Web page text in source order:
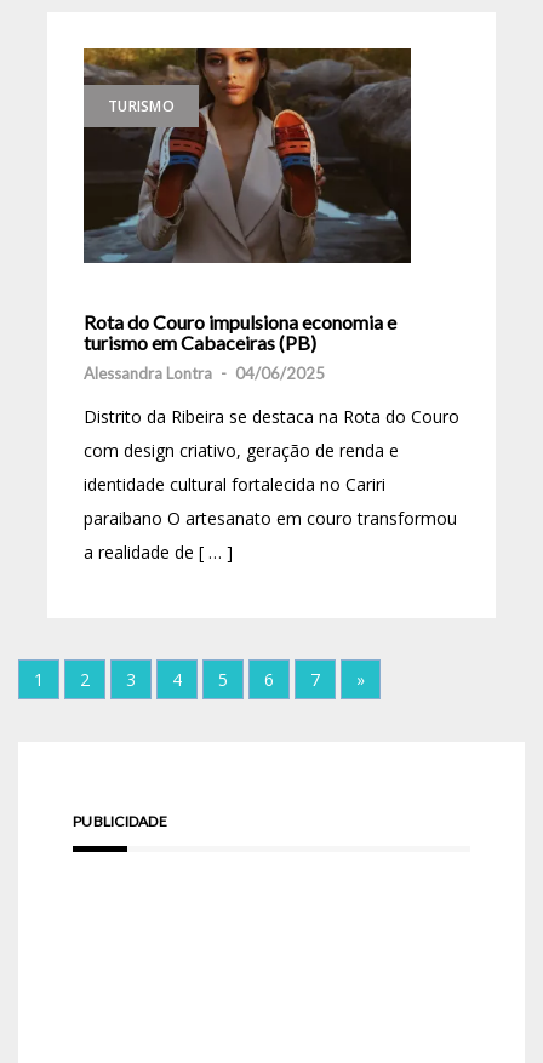
TURISMO
Rota do Couro impulsiona economia e
turismo em Cabaceiras (PB)
Alessandra Lontra - 04/06/2025
Distrito da Ribeira se destaca na Rota do Couro
com design criativo, geração de renda e
identidade cultural fortalecida no Cariri
paraibano O artesanato em couro transformou
a realidade de [ … ]
1 2 3 4 5 6 7 »
PUBLICIDADE